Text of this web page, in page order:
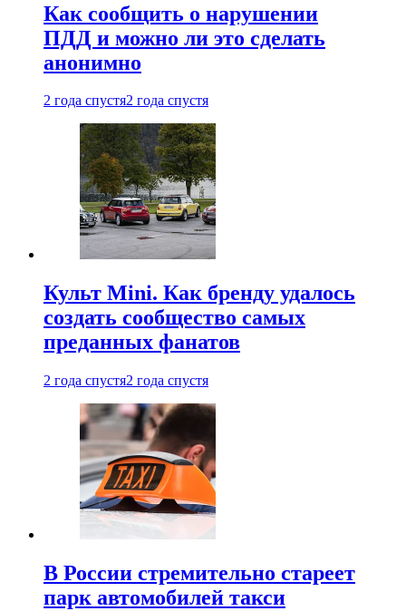
Как сообщить о нарушении
ПДД и можно ли это сделать
анонимно
2 года спустя2 года спустя
Культ Mini. Как бренду удалось
создать сообщество самых
преданных фанатов
2 года спустя2 года спустя
В России стремительно стареет
парк автомобилей такси